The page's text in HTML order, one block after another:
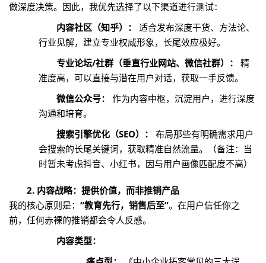
做深度决策。因此，我优先选择了以下渠道进行测试：
内容社区（知乎）：
适合发布深度干货、方法论、
行业见解，建立专业权威形象，长尾效应极好。
专业论坛/社群（垂直行业网站、微信社群）：
精
准度高，可以直接与潜在用户对话，获取一手反馈。
微信公众号：
作为内容中枢，沉淀用户，进行深度
沟通和培育。
搜索引擎优化（SEO）：
布局那些有明确需求用户
会搜索的长尾关键词，获取精准自然流量。（备注：当
时暂未考虑抖音、小红书，因与用户画像匹配度不高）
2. 内容战略：提供价值，而非推销产品
我的核心原则是： “教育先行，销售后至”。在用户信任你之
前，任何赤裸的推销都会令人反感。
内容类型：